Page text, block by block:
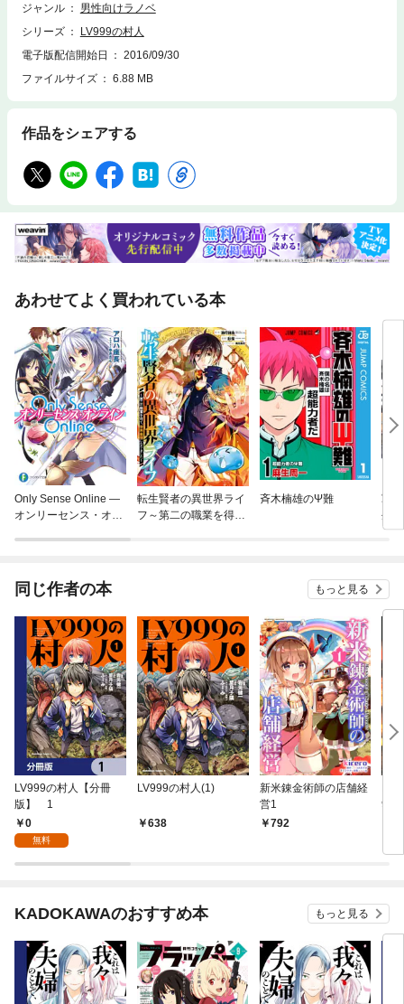
ジャンル
男性向けラノベ
シリーズ
LV999の村人
電子版配信開始日
2016/09/30
ファイルサイズ
6.88 MB
作品をシェアする
あわせてよく買われている本
Only Sense Online —
オンリーセンス・オン
転生賢者の異世界ライ
フ～第二の職業を得
斉木楠雄のΨ難
軍
生
軍
同じ作者の本 もっと見る
LV999の村人【分冊
版】 1
0
無料
LV999の村人(1)
638
新米錬金術師の店舗経
営1
792
99
KADOKAWAのおすすめ本 もっと見る